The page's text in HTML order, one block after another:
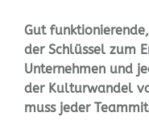
Gut
der Schlüssel zum
Unternehmen und
der Kulturwandel
muss jeder